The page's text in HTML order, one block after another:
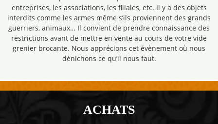
entreprises, les associations, les filiales, etc. Il y a des objets
interdits comme les armes même s’ils proviennent des grands
guerriers, animaux… Il convient de prendre connaissance des
restrictions avant de mettre en vente au cours de votre vide
grenier brocante. Nous apprécions cet évènement où nous
dénichons ce qu’il nous faut.
ACHATS